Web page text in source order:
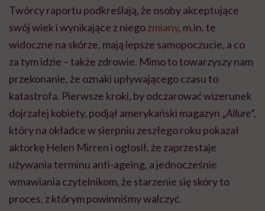
Twórcy raportu podkreślają, że osoby akceptujące
swój wiek i wynikające z niegozmiany, m.in. te
widoczne na skórze, mają lepsze samopoczucie, a co
za tym idzie – także zdrowie. Mimo to towarzyszy nam
przekonanie, że oznaki upływającego czasu to
katastrofa. Pierwsze kroki, by odczarować wizerunek
dojrzałej kobiety, podjął amerykański magazyn „Allure”,
który na okładce w sierpniu zeszłego roku pokazał
aktorkę Helen Mirren i ogłosił, że zaprzestaje
używania terminu anti-ageing, a jednocześnie
wmawiania czytelnikom, że starzenie się skóry to
proces, z którym powinniśmy walczyć.